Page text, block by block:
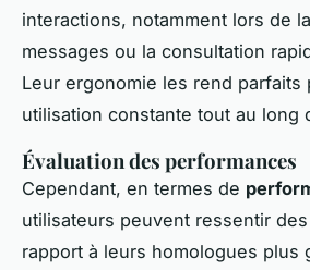
interactions, notamment lors de
messages ou la consultation
Leur ergonomie les rend parfaits
utilisation constante tout au long
Évaluation des performances
Cependant, en termes de
utilisateurs peuvent ressentir
rapport à leurs homologues plus